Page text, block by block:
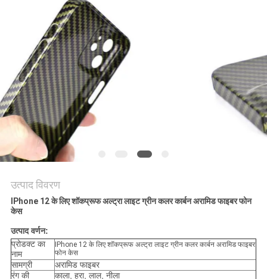
साइटमैप
PRIVACY
POLICY
उत्पाद विवरण
IPhone 12 के लिए शॉकप्रूफ अल्ट्रा लाइट ग्रीन कलर कार्बन अरामिड फाइबर फोन
केस
उत्पाद वर्णन:
प्रोडक्ट का
नाम
IPhone 12 के लिए शॉकप्रूफ अल्ट्रा लाइट ग्रीन कलर कार्बन अरामिड फाइबर
फोन केस
सामग्री
अरामिड फाइबर
रंग की
काला, हरा, लाल, नीला